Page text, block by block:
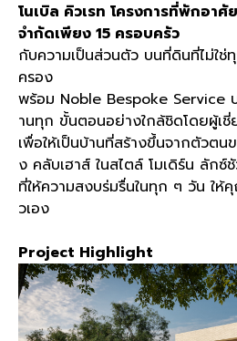
โนเบิล คิวเรท โครงการที่พักอา
จำกัดเพียง 15 ครอบครัว
กับความเป็นส่วนตัว บนที่ดินที่ไม่ใช่
ครอง
พร้อม Noble Bespoke Service
านทุก ขั้นตอนอย่างใกล้ชิดโดยผู้เ
เพื่อให้เป็นบ้านที่สร้างขึ้นจากตัวต
ง คลับเฮาส์ ในสไตล์ โมเดิร์น ลักซ์
ที่ให้ความสงบร่มรื่นในทุก ๆ วัน ใ
วเอง
Project Highlight